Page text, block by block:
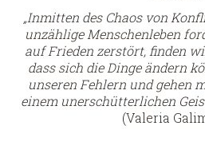
„Inmitten des Chaos von
unzählige Menschenleben
auf Frieden zerstört, finden
dass sich die Dinge ändern
unseren Fehlern und gehen
einem unerschütterlichen
(Valeria